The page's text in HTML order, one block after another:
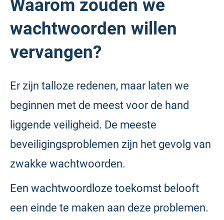
Waarom zouden we
wachtwoorden willen
vervangen?
Er zijn talloze redenen, maar laten we
beginnen met de meest voor de hand
liggende veiligheid. De meeste
beveiligingsproblemen zijn het gevolg van
zwakke wachtwoorden.
Een wachtwoordloze toekomst belooft
een einde te maken aan deze problemen.